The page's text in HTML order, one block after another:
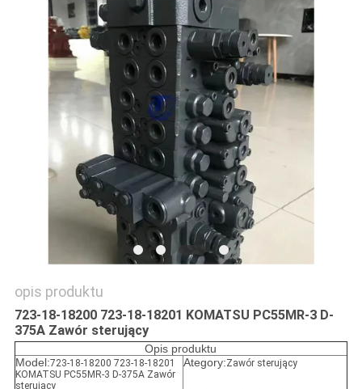
WSZYSTKIE
PRZYPADKI
POPROSIĆ
O
WYCENĘ
SITEMAP
POLITYKA
PRYWATNOŚCI
opis produktu
723-18-18200 723-18-18201 KOMATSU PC55MR-3 D-
375A Zawór sterujący
Opis produktu
Model:723-18-18200 723-18-18201
KOMATSU PC55MR-3 D-375A Zawór
sterujący
Ategory:Zawór sterujący